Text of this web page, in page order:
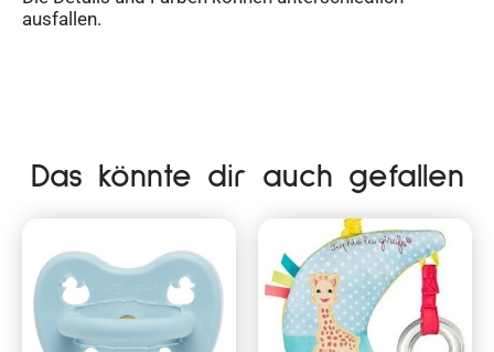
ausfallen.
Das könnte dir auch gefallen